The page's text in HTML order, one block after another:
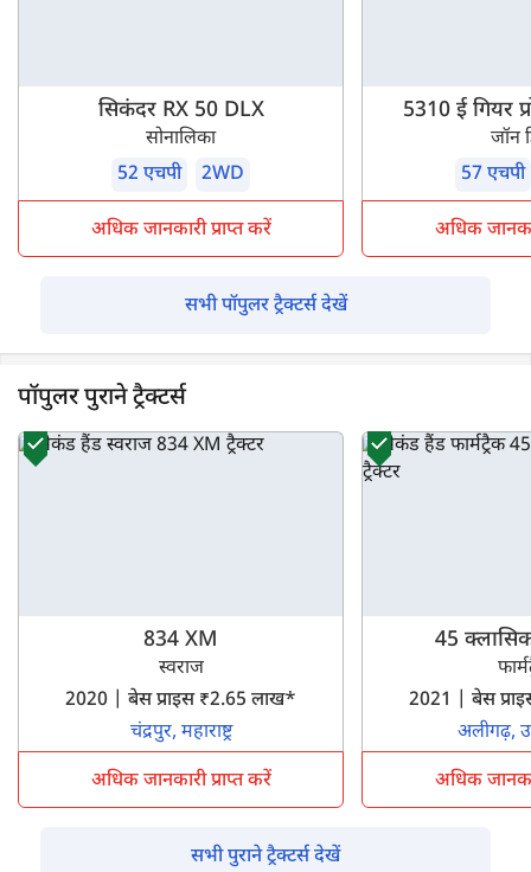
सिकंदर RX 50 DLX
सोनालिका
52 एचपी
2WD
अधिक जानकारी प्राप्त करें
5310 ई गियर
जॉन
57 एचपी
अधिक
सभी पॉपुलर ट्रैक्टर्स देखें
पॉपुलर पुराने ट्रैक्टर्स
834 XM
स्वराज
2020 | बेस प्राइस ₹2.65 लाख*
चंद्रपुर, महाराष्ट्र
अधिक जानकारी प्राप्त करें
45
2021 | बेस
अलीगढ़,
अधिक
सभी पुराने ट्रैक्टर्स देखें